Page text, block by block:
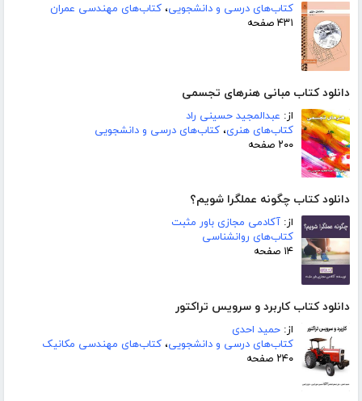
کتاب‌های درسی و دانشجویی، کتاب‌های مهندسی عمران
۴۳۱ صفحه
دانلود کتاب مبانی هنرهای تجسمی
از: عبدالمجید حسینی راد
کتاب‌های هنری، کتاب‌های درسی و دانشجویی
۲۰۰ صفحه
دانلود کتاب چگونه عملگرا شویم؟
از: آکادمی مجازی باور مثبت
کتاب‌های روانشناسی
۱۴ صفحه
دانلود کتاب کاربرد و سرویس تراکتور
از: حمید احدی
کتاب‌های درسی و دانشجویی، کتاب‌های مهندسی مکانیک
۲۴۰ صفحه